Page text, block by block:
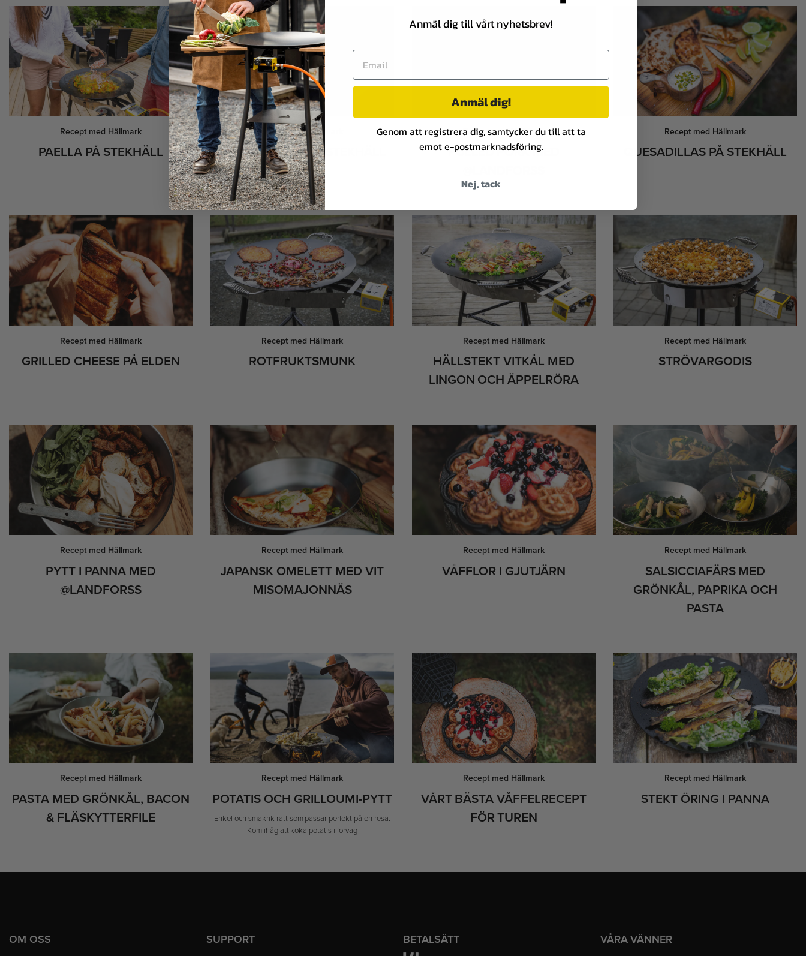
Recept med Hällmark
PAELLA PÅ STEKHÄLL
Recept med Hällmark
HAMBURGARE PÅ STEKHÄLL
Recept med Hällmark
PULLED PORK MED
Recept med Hällmark
QUESADILLAS PÅ STEKHÄLL
Recept med Hällmark
GRILLED CHEESE PÅ ELDEN
Recept med Hällmark
ROTFRUKTSMUNK
Recept med Hällmark
HÄLLSTEKT VITKÅL MED
LINGON OCH ÄPPELRÖRA
Recept med Hällmark
STRÖVARGODIS
Recept med Hällmark
PYTT I PANNA MED
@LANDFORSS
Recept med Hällmark
JAPANSK OMELETT MED VIT
MISOMAJONNÄS
Recept med Hällmark
VÅFFLOR I GJUTJÄRN
Recept med Hällmark
SALSICCIAFÄRS MED
GRÖNKÅL, PAPRIKA OCH
PASTA
Recept med Hällmark
PASTA MED GRÖNKÅL, BACON
& FLÄSKYTTERFILE
Recept med Hällmark
POTATIS OCH GRILLOUMI-PYTT
Enkel och smakrik rätt som passar perfekt på en resa.
Kom ihåg att koka potatis i förväg
Recept med Hällmark
VÅRT BÄSTA VÅFFELRECEPT
FÖR TUREN
Recept med Hällmark
STEKT ÖRING I PANNA
OM OSS SUPPORT BETALSÄTT VÅRA VÄNNER
Anmäl dig till vårt nyhetsbrev!
Anmäl dig!
Genom att registrera dig, samtycker du till att ta
emot e-postmarknadsföring.
Nej, tack